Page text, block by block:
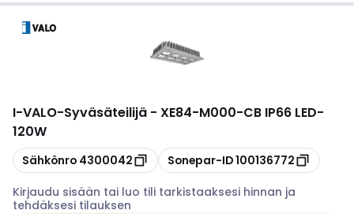
I-VALO-Syväsäteilijä - XE84-M000-CB IP66 LED-
120W
Kopioi
Sähkönro 4300042 Kopioi
Sonepar-ID100136772
Kirjaudu sisään tai luo tili tarkistaaksesi hinnan ja
tehdäksesi tilauksen